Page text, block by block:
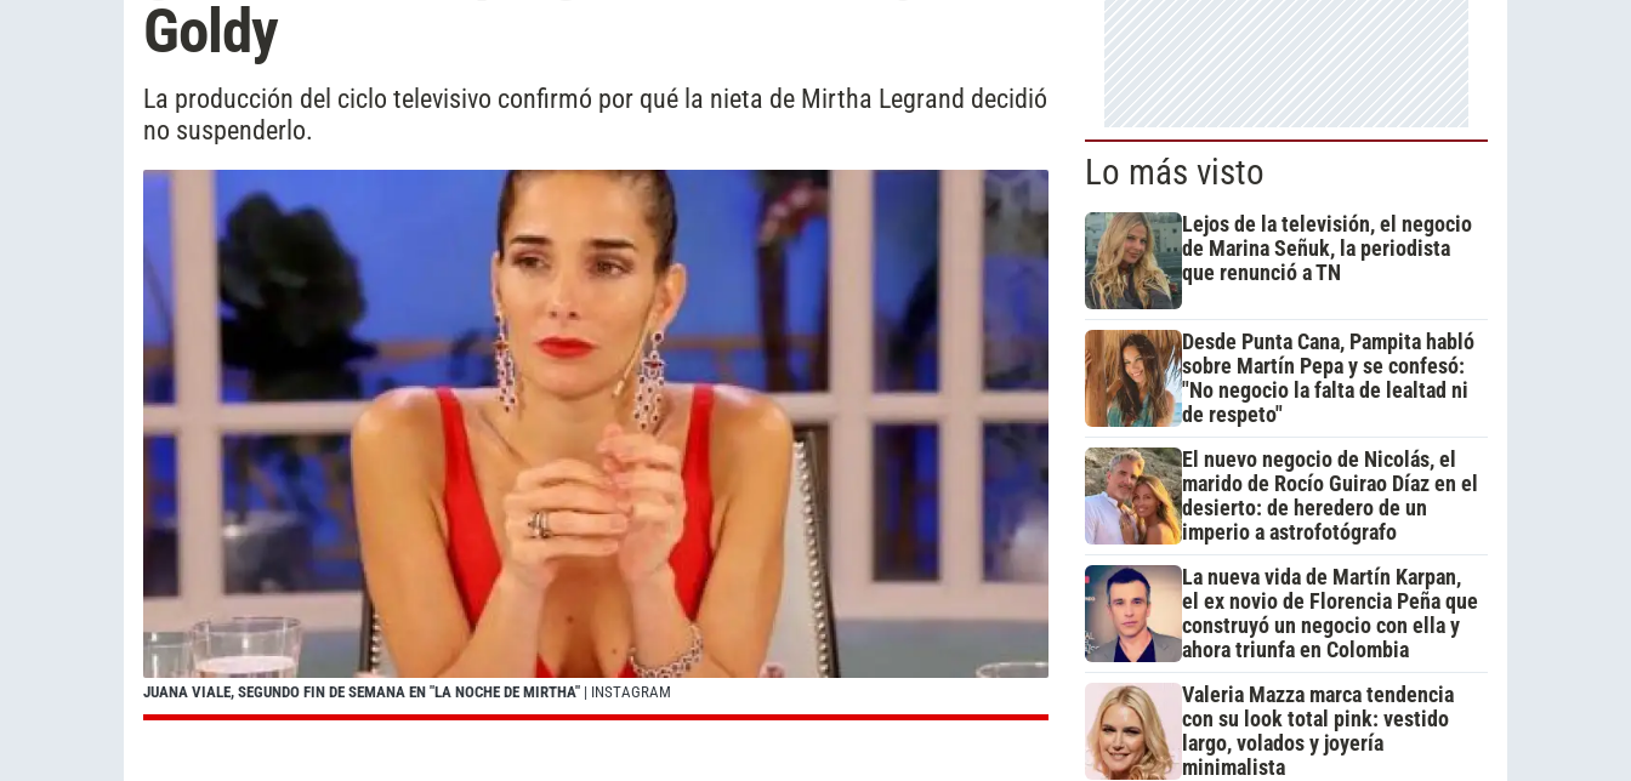
Goldy
La producción del ciclo televisivo confirmó por qué la nieta de Mirtha Legrand decidió
no suspenderlo.
JUANA VIALE, SEGUNDO FIN DE SEMANA EN "LA NOCHE DE MIRTHA" | INSTAGRAM
Lo más visto
Lejos de la televisión, el negocio
de Marina Señuk, la periodista
que renunció a TN
Desde Punta Cana, Pampita habló
sobre Martín Pepa y se confesó:
"No negocio la falta de lealtad ni
de respeto"
El nuevo negocio de Nicolás, el
marido de Rocío Guirao Díaz en el
desierto: de heredero de un
imperio a astrofotógrafo
La nueva vida de Martín Karpan,
el ex novio de Florencia Peña que
construyó un negocio con ella y
ahora triunfa en Colombia
Valeria Mazza marca tendencia
con su look total pink: vestido
largo, volados y joyería
minimalista